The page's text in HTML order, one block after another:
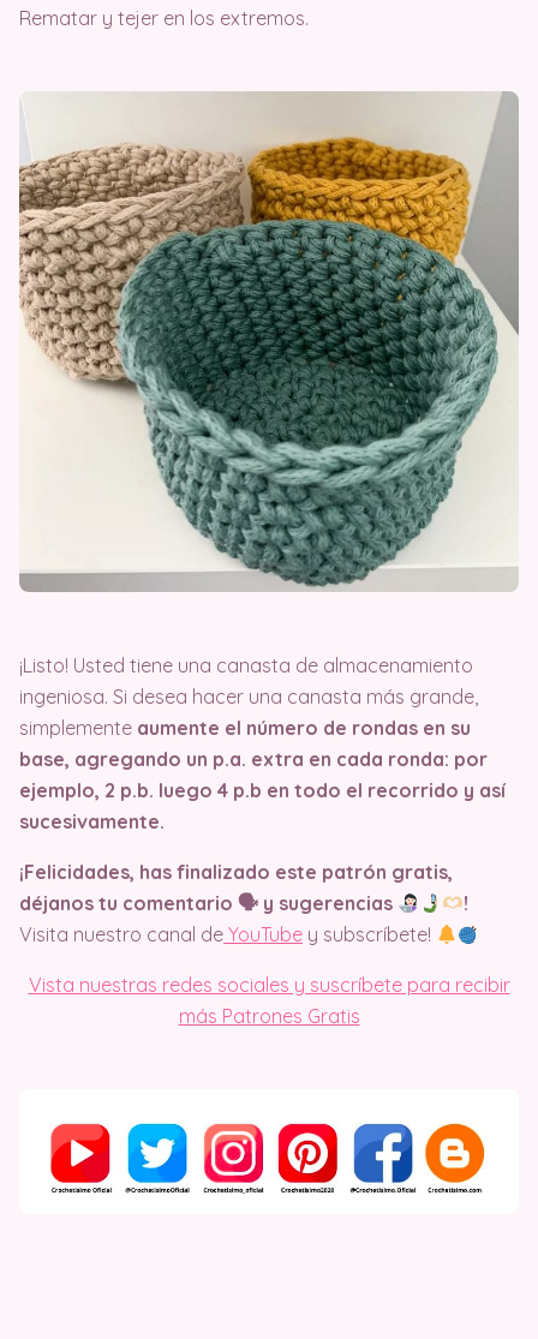
Rematar y tejer en los extremos.
¡Listo! Usted tiene una canasta de almacenamiento
ingeniosa. Si desea hacer una canasta más grande,
simplemente aumente el número de rondas en su
base, agregando un p.a. extra en cada ronda: por
ejemplo, 2 p.b. luego 4 p.b en todo el recorrido y así
sucesivamente.
¡Felicidades, has finalizado este patrón gratis,
déjanos tu comentario 🗣 y sugerencias
​!
Visita nuestro canal de YouTube y subscríbete!
Vista nuestras redes sociales y suscríbete para recibir
más Patrones Gratis